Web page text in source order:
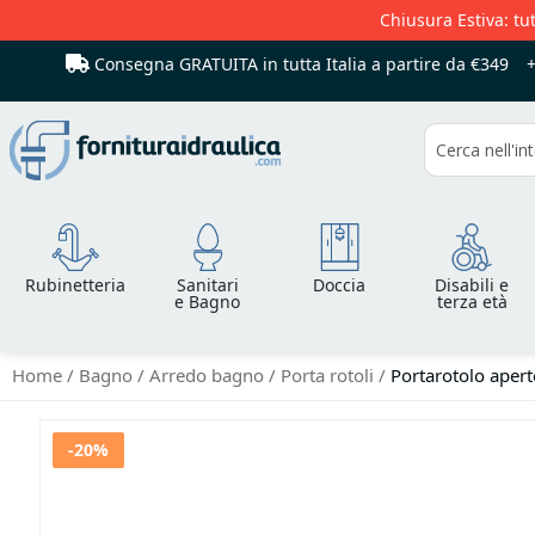
Chiusura Estiva:
Consegna GRATUITA in tutta Italia a partire da €349
Cerca
Rubinetteria Sanitari
e Bagno
Doccia Disabili e
terza età
Home Bagno Arredo bagno Porta rotoli Portarotolo
Vai
-20%